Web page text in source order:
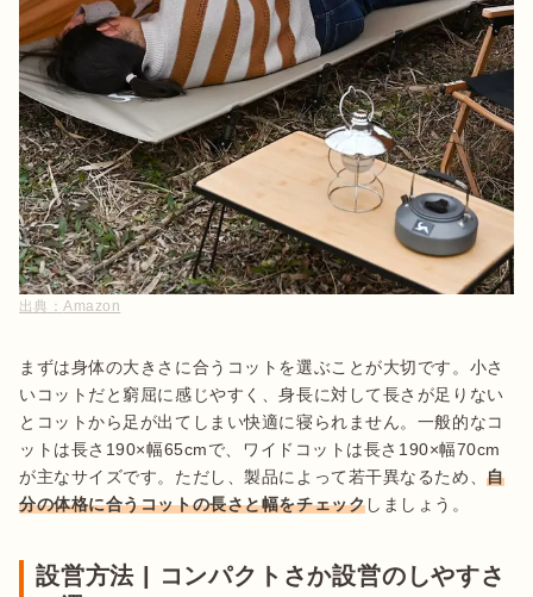
出典：Amazon
まずは身体の大きさに合うコットを選ぶことが大切です。小さ
いコットだと窮屈に感じやすく、身長に対して長さが足りない
とコットから足が出てしまい快適に寝られません。一般的なコ
ットは長さ190×幅65cmで、ワイドコットは長さ190×幅70cm
が主なサイズです。ただし、製品によって若干異なるため、自
分の体格に合うコットの長さと幅をチェックしましょう。
設営方法 | コンパクトさか設営のしやすさ